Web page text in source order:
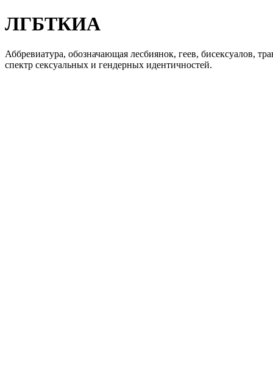
ЛГБТКИА
Аббревиатура, обозначающая лесбиянок, геев, бисексуалов,
спектр сексуальных и гендерных идентичностей.